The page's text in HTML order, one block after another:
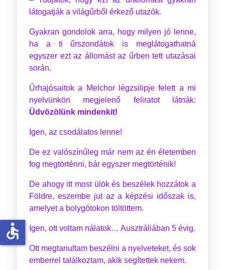
látogatják a világűrből érkező utazók.
Gyakran gondolok arra, hogy milyen jó lenne,
ha a ti űrszondátok is meglátogathatná
egyszer ezt az állomást az űrben tett utazásai
során.
Űrhajósaitok a Melchor légzsilipje felett a mi
nyelvünkön megjelenő feliratot látnák:
Üdvözölünk mindenkit!
Igen, az csodálatos lenne!
De ez valószínűleg már nem az én életemben
fog megtörténni, bár egyszer megtörténik!
De ahogy itt most ülök és beszélek hozzátok a
Földre, eszembe jut az a képzési időszak is,
amelyet a bolygótokon töltöttem.
Igen, ott voltam nálatok… Ausztráliában 5 évig.
Ott megtanultam beszélni a nyelveteket, és sok
emberrel találkoztam, akik segítettek nekem.
accessible